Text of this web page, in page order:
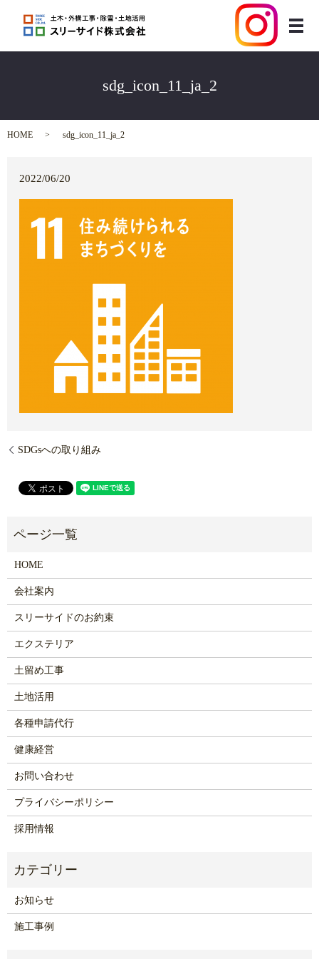
メ
sdg_icon_11_ja_2
HOME sdg_icon_11_ja_2
2022/06/20
SDGsへの取り組み
HOME
会社案内
スリーサイドのお約束
エクステリア
土留め工事
土地活用
各種申請代行
健康経営
お問い合わせ
プライバシーポリシー
採用情報
お知らせ
施工事例